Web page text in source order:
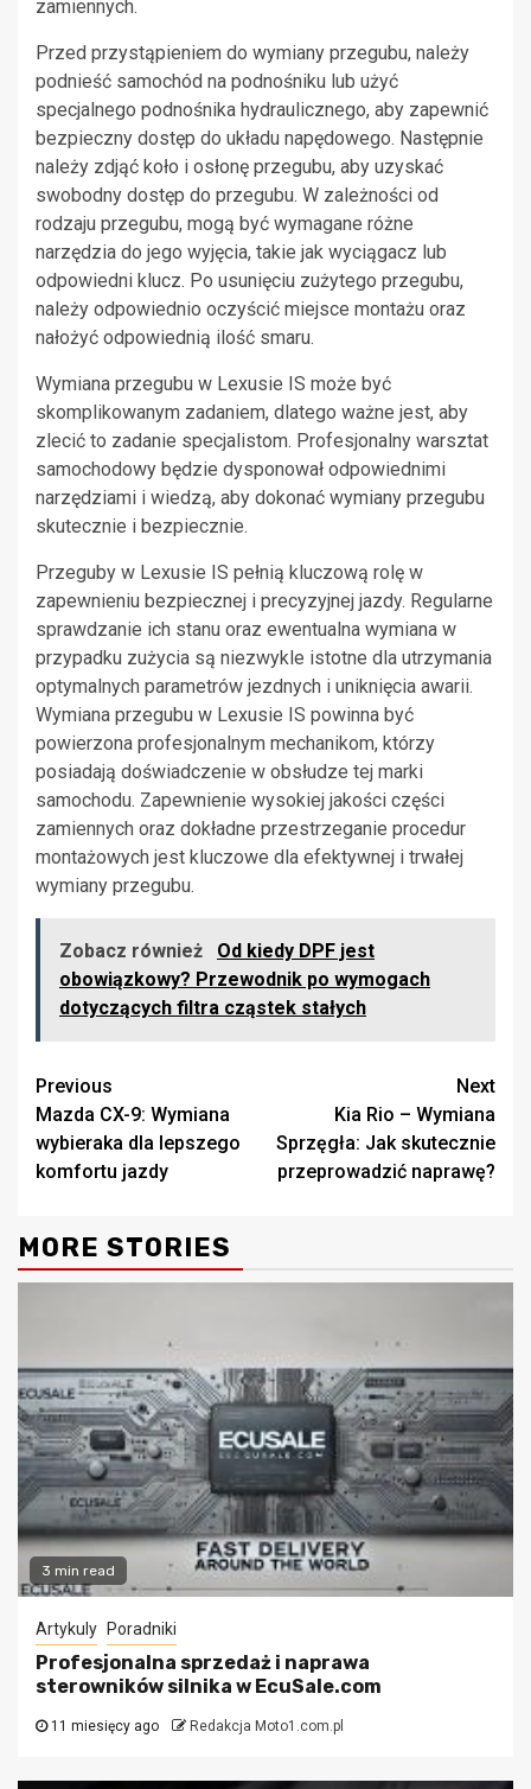
zamiennych.
Przed przystąpieniem do wymiany przegubu, należy
podnieść samochód na podnośniku lub użyć
specjalnego podnośnika hydraulicznego, aby zapewnić
bezpieczny dostęp do układu napędowego. Następnie
należy zdjąć koło i osłonę przegubu, aby uzyskać
swobodny dostęp do przegubu. W zależności od
rodzaju przegubu, mogą być wymagane różne
narzędzia do jego wyjęcia, takie jak wyciągacz lub
odpowiedni klucz. Po usunięciu zużytego przegubu,
należy odpowiednio oczyścić miejsce montażu oraz
nałożyć odpowiednią ilość smaru.
Wymiana przegubu w Lexusie IS może być
skomplikowanym zadaniem, dlatego ważne jest, aby
zlecić to zadanie specjalistom. Profesjonalny warsztat
samochodowy będzie dysponował odpowiednimi
narzędziami i wiedzą, aby dokonać wymiany przegubu
skutecznie i bezpiecznie.
Przeguby w Lexusie IS pełnią kluczową rolę w
zapewnieniu bezpiecznej i precyzyjnej jazdy. Regularne
sprawdzanie ich stanu oraz ewentualna wymiana w
przypadku zużycia są niezwykle istotne dla utrzymania
optymalnych parametrów jezdnych i uniknięcia awarii.
Wymiana przegubu w Lexusie IS powinna być
powierzona profesjonalnym mechanikom, którzy
posiadają doświadczenie w obsłudze tej marki
samochodu. Zapewnienie wysokiej jakości części
zamiennych oraz dokładne przestrzeganie procedur
montażowych jest kluczowe dla efektywnej i trwałej
wymiany przegubu.
Zobacz również
Od kiedy DPF jest
obowiązkowy? Przewodnik po wymogach
dotyczących filtra cząstek stałych
Continue
Reading
Previous
Mazda CX-9: Wymiana
wybieraka dla lepszego
komfortu jazdy
Next
Kia Rio – Wymiana
Sprzęgła: Jak skutecznie
przeprowadzić naprawę?
MORE STORIES
3 min read
Artykuly Poradniki
Profesjonalna sprzedaż i naprawa
sterowników silnika w EcuSale.com
11 miesięcy ago Redakcja Moto1.com.pl